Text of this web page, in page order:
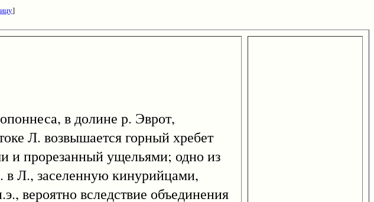
]
в долине р. Эврот,
Л. возвышается горный хребет
и прорезанный ущельями; одно из
в Л., заселенную кинурийцами,
вероятно вследствие объединения